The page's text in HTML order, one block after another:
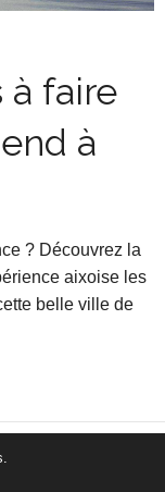
à faire
à
? Découvrez la
aixoise les
belle ville de